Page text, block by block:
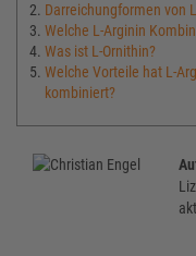
Darreichungformen von
Welche L-Arginin
Was ist L-Ornithin?
Welche Vorteile hat L-
kombiniert?